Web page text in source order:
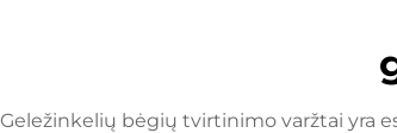
Geležinkelių bėgių tvirtinimo varžtai yra